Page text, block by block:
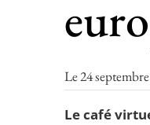
Le 24
Le café